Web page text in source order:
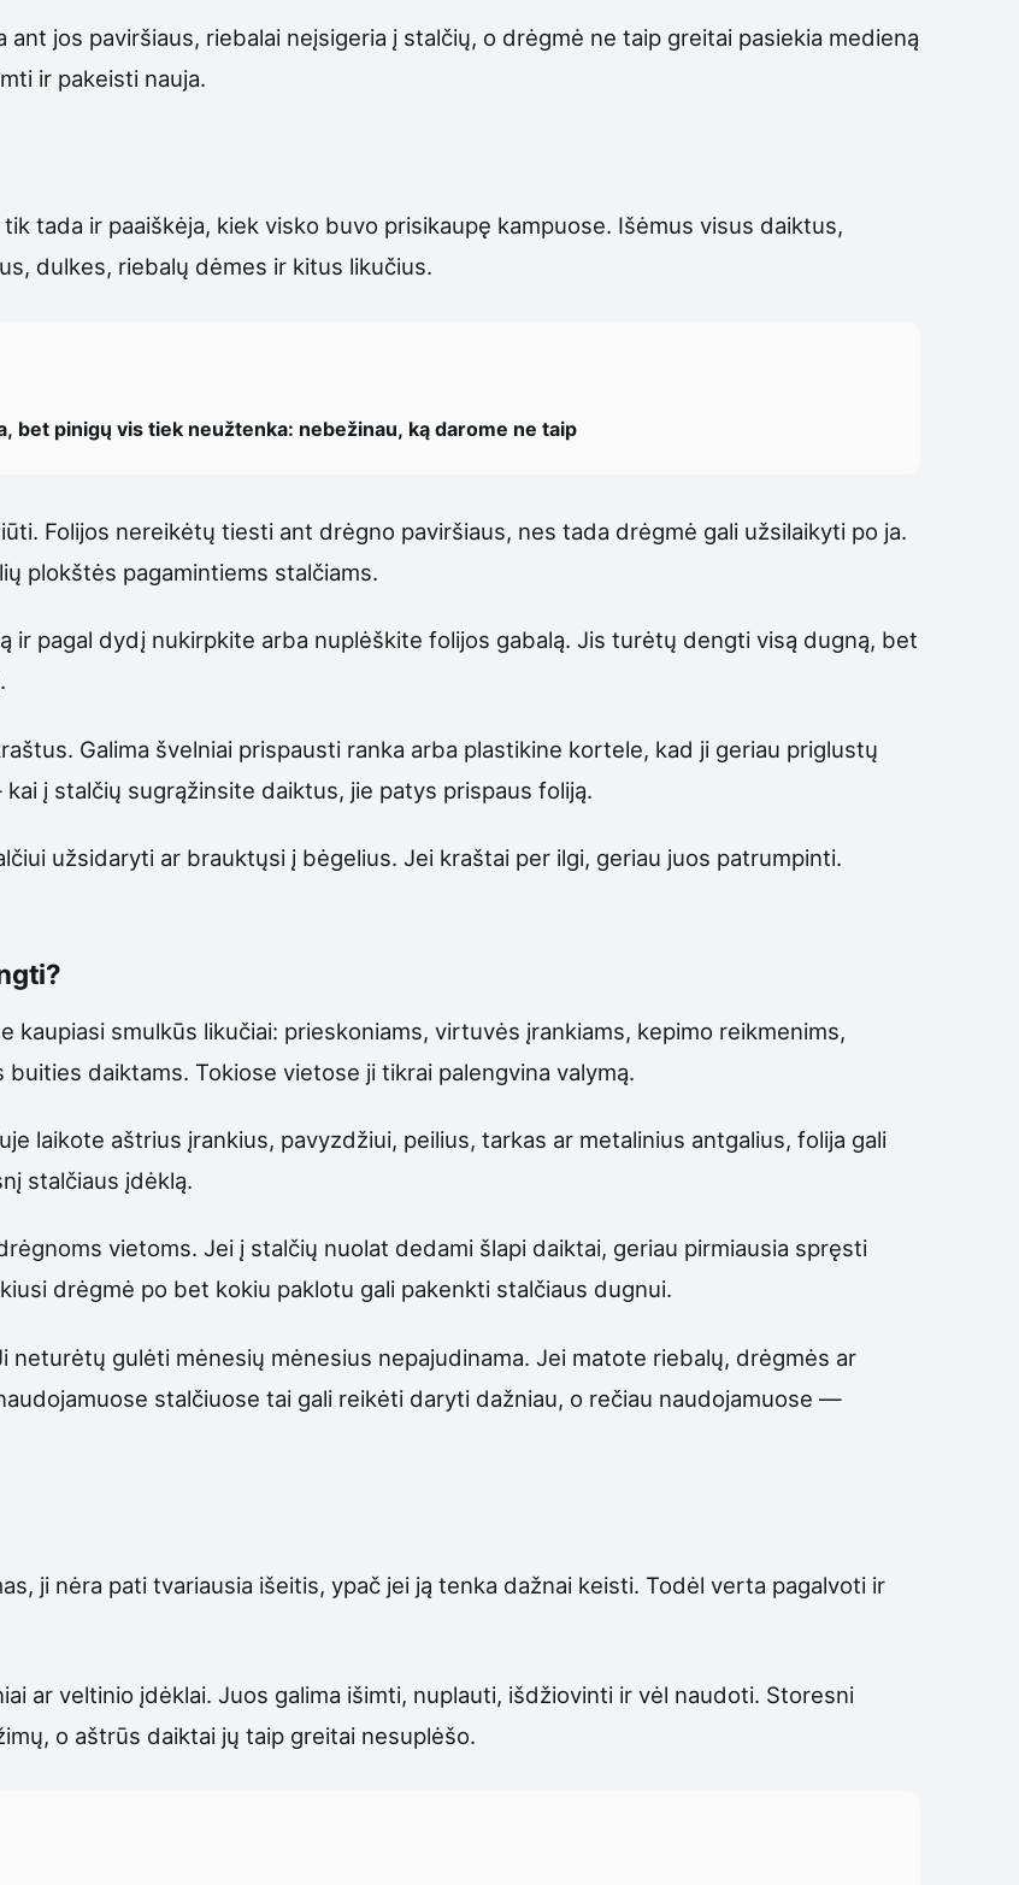
jos paviršiaus, riebalai neįsigeria į stalčių, o drėgmė ne taip greitai pasiekia medieną
ir pakeisti nauja.
tada ir paaiškėja, kiek visko buvo prisikaupę kampuose. Išėmus visus daiktus,
dulkes, riebalų dėmes ir kitus likučius.
bet pinigų vis tiek neužtenka: nebežinau, ką darome ne taip
Folijos nereikėtų tiesti ant drėgno paviršiaus, nes tada drėgmė gali užsilaikyti po ja.
plokštės pagamintiems stalčiams.
ir pagal dydį nukirpkite arba nuplėškite folijos gabalą. Jis turėtų dengti visą dugną, bet
Galima švelniai prispausti ranka arba plastikine kortele, kad ji geriau priglustų
į stalčių sugrąžinsite daiktus, jie patys prispaus foliją.
užsidaryti ar brauktųsi į bėgelius. Jei kraštai per ilgi, geriau juos patrumpinti.
kaupiasi smulkūs likučiai: prieskoniams, virtuvės įrankiams, kepimo reikmenims,
daiktams. Tokiose vietose ji tikrai palengvina valymą.
laikote aštrius įrankius, pavyzdžiui, peilius, tarkas ar metalinius antgalius, folija gali
stalčiaus įdėklą.
vietoms. Jei į stalčių nuolat dedami šlapi daiktai, geriau pirmiausia spręsti
drėgmė po bet kokiu paklotu gali pakenkti stalčiaus dugnui.
neturėtų gulėti mėnesių mėnesius nepajudinama. Jei matote riebalų, drėgmės ar
stalčiuose tai gali reikėti daryti dažniau, o rečiau naudojamuose —
ji nėra pati tvariausia išeitis, ypač jei ją tenka dažnai keisti. Todėl verta pagalvoti ir
ar veltinio įdėklai. Juos galima išimti, nuplauti, išdžiovinti ir vėl naudoti. Storesni
o aštrūs daiktai jų taip greitai nesuplėšo.